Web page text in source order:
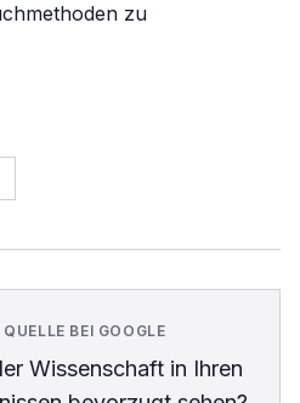
zu
BEI GOOGLE
Wissenschaftin Ihren